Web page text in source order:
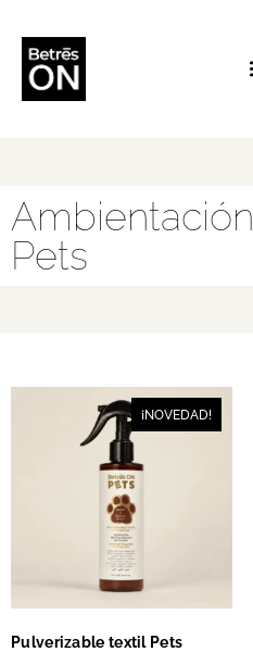
Ambientación
Pets
¡NOVEDAD!
Pulverizable textil Pets